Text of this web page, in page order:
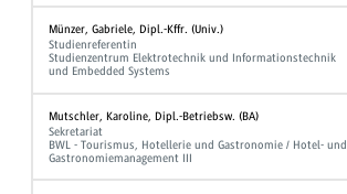
Münzer, Gabriele, Dipl.-Kffr. (Univ.)
Studienreferentin
Studienzentrum Elektrotechnik und Informationstechnik
und Embedded Systems
Mutschler, Karoline, Dipl.-Betriebsw. (BA)
Sekretariat
BWL - Tourismus, Hotellerie und Gastronomie / Hotel- und
Gastronomiemanagement III